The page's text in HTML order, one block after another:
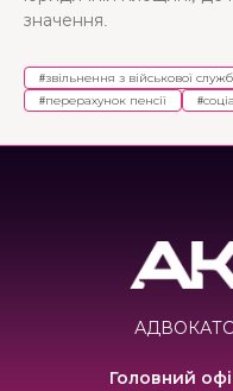
значення.
#звільнення з військової
#перерахунок пенсії #
Головний